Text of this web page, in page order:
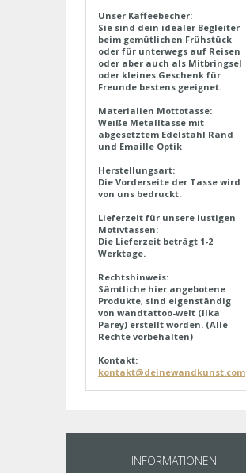
Unser Kaffeebecher:
Sie sind dein idealer Begleiter
beim gemütlichen Frühstück
oder für unterwegs auf Reisen
oder aber auch als Mitbringsel
oder kleines Geschenk für
Freunde bestens geeignet.
Materialien Mottotasse:
Weiße Metalltasse mit
abgesetztem Edelstahl Rand
und Emaille Optik
Herstellungsart:
Die Vorderseite der Tasse wird
von uns bedruckt.
Lieferzeit für unsere lustigen
Motivtassen:
Die Lieferzeit beträgt 1-2
Werktage.
Rechtshinweis:
Sämtliche hier angebotene
Produkte, sind eigenständig
von wandtattoo-welt (Ilka
Parey) erstellt worden. (Alle
Rechte vorbehalten)
Kontakt:
kontakt@deinewandkunst.com
INFORMATIONEN